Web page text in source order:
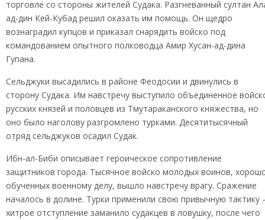
торговле со стороны жителей Судака. Разгневанный султан
ад-дин Кей-Кубад решил оказать им помощь. Он щедро
вознаградил купцов и приказал снарядить войско под
командованием опытного полководца Амир Хусан-ад-дина
Гупана.
Сельджуки высадились в районе Феодосии и двинулись в
сторону Судака. Им навстречу выступило объединенное
русских князей и половцев из Тмутараканского княжества, но
оно было наголову разгромлено турками. Десятитысячный
отряд сельджуков осадил Судак.
Ибн-ал-Биби описывает героическое сопротивление
защитников города. Тысячное войско молодых воинов,
обученных военному делу, вышло навстречу врагу. Сражение
началось в долине. Турки применили свою привычную тактику
хитрое отступление заманило судакцев в ловушку, после чего